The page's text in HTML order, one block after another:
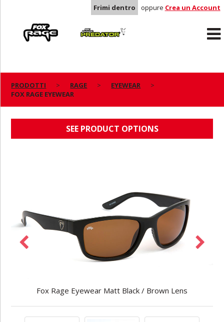
Frimi dentro oppure Crea un Account
Predator
PRODOTTI RAGE
EYEWEAR
FOX RAGE EYEWEAR
SEE PRODUCT OPTIONS
Fox Rage Eyewear Matt Black / Brown Lens